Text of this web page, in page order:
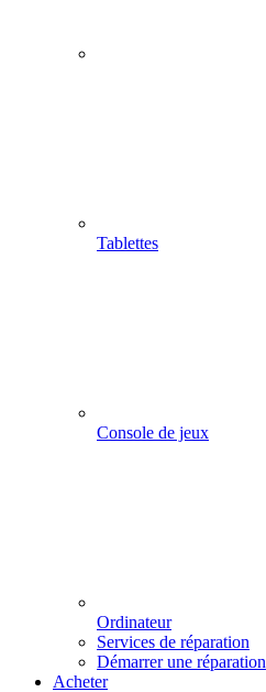
Tablettes
Console de jeux
Ordinateur
Services de réparation
Démarrer une réparation
Acheter